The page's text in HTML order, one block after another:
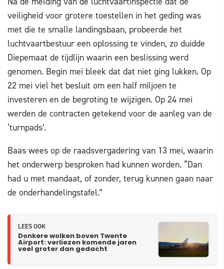
veiligheid voor grotere toestellen in het geding was
met die te smalle landingsbaan, probeerde het
luchtvaartbestuur een oplossing te vinden, zo duidde
Diepemaat de tijdlijn waarin een beslissing werd
genomen. Begin mei bleek dat dat niet ging lukken. Op
22 mei viel het besluit om een half miljoen te
investeren en de begroting te wijzigen. Op 24 mei
werden de contracten getekend voor de aanleg van de
‘turnpads’.
Baas wees op de raadsvergadering van 13 mei, waarin
het onderwerp besproken had kunnen worden. “Dan
had u met mandaat, of zonder, terug kunnen gaan naar
de onderhandelingstafel.”
LEES OOK
Donkere wolken boven Twente
Airport: verliezen komende jaren
veel groter dan gedacht